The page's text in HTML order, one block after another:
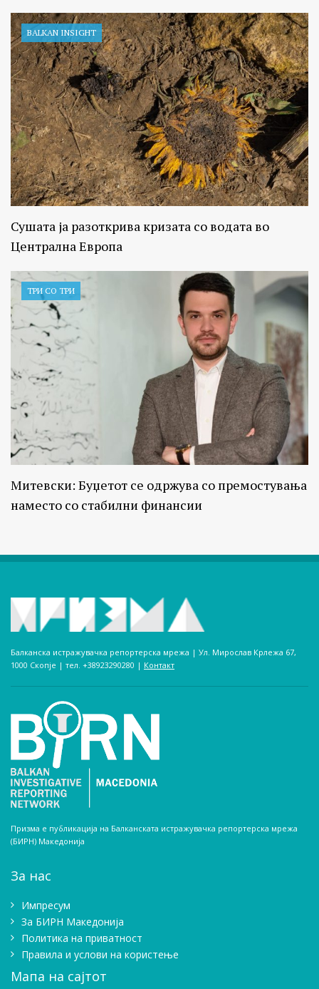
BALKAN INSIGHT
Сушата ја разоткрива кризата со водата во
Централна Европа
ТРИ СО ТРИ
Митевски: Буџетот се одржува со премостувања
наместо со стабилни финансии
Балканска истражувачка репортерска мрежа | Ул. Мирослав Крлежа 67,
1000 Скопје | тел. +38923290280­ | Контакт
Призма е публикација на Балканската истражувачка репортерска мрежа
(БИРН) Македонија
За нас
Импресум
Зa БИРН Македонија
Политика на приватност
Правила и услови на користење
Мапа на сајтот